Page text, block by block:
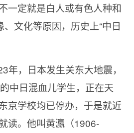
一定就是白人或有色人种和
、文化等原因，历史上“中日
年，日本发生关东大地震，
中日混血儿学生，正在天
京学校均已停办，于是就近
读。他叫黄瀛（1906-